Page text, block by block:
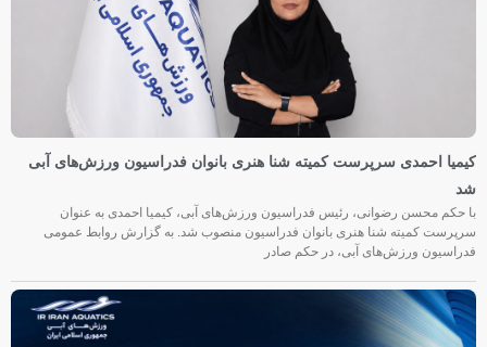
کیمیا احمدی سرپرست کمیته شنا هنری بانوان فدراسیون ورزش‌های آبی
شد
با حکم محسن رضوانی، رئیس فدراسیون ورزش‌های آبی، کیمیا احمدی به عنوان
سرپرست کمیته شنا هنری بانوان فدراسیون منصوب شد. به گزارش روابط عمومی
فدراسیون ورزش‌های آبی، در حکم صادر